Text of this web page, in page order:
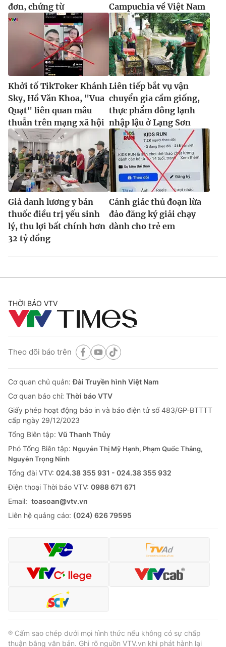
đơn, chứng từ
Campuchia về Việt Nam
Khởi tố TikToker Khánh
Sky, Hồ Văn Khoa, "Vua
Quạt" liên quan mâu
thuẫn trên mạng xã hội
Liên tiếp bắt vụ vận
chuyển gia cầm giống,
thực phẩm đông lạnh
nhập lậu ở Lạng Sơn
Giả danh lương y bán
thuốc điều trị yếu sinh
lý, thu lợi bất chính hơn
32 tỷ đồng
Cảnh giác thủ đoạn lừa
đảo đăng ký giải chạy
dành cho trẻ em
THỜI BÁO VTV
Theo dõi báo trên
Cơ quan chủ quản:Đài Truyền hình Việt Nam
Cơ quan báo chí: Thời báo VTV
Giấy phép hoạt động báo in và báo điện tử số 483/GP-BTTTT
cấp ngày 29/12/2023
Tổng Biên tập: Vũ Thanh Thủy
Phó Tổng Biên tập: Nguyễn Thị Mỹ Hạnh, Phạm Quốc Thắng,
Nguyễn Trọng Ninh
Tổng đài VTV: 024.38 355 931 - 024.38 355 932
Ðiện thoại Thời báo VTV: 0988 671 671
Email: toasoan@vtv.vn
Liên hệ quảng cáo: (024) 626 79595
® Cấm sao chép dưới mọi hình thức nếu không có sự chấp
thuận bằng văn bản. Ghi rõ nguồn VTV.vn khi phát hành lại